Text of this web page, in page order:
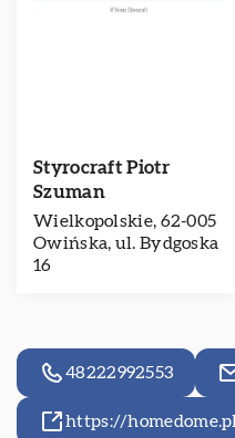
Styrocraft Piotr
Szuman
Wielkopolskie, 62-005
Owińska, ul. Bydgoska
16
48222992553
https://homedome.pl